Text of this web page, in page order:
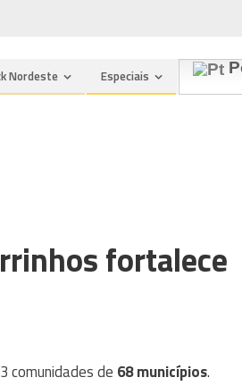
Nordeste Especiais
fortalece
comunidades de 68 municípios.